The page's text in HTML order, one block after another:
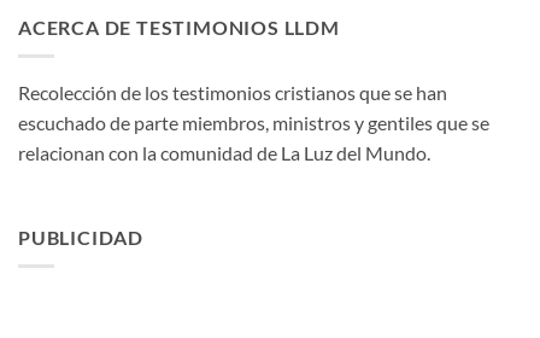
ACERCA DE TESTIMONIOS LLDM
Recolección de los testimonios cristianos que se han
escuchado de parte miembros, ministros y gentiles que se
relacionan con la comunidad de La Luz del Mundo.
PUBLICIDAD